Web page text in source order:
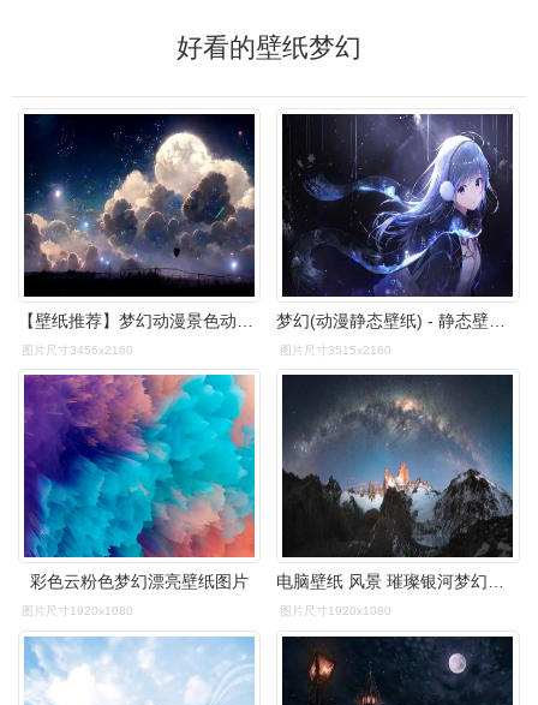
好看的壁纸梦幻
图片尺寸3456x2160 图片尺寸3515x2160
彩色云粉色梦幻漂亮壁纸图片
图片尺寸1920x1080
电脑壁纸 风景 璀璨银河梦幻星空风景摄影
图片尺寸1920x1080